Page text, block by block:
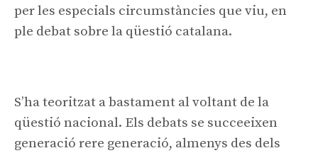
per les especials circumstàncies que viu, en
ple debat sobre la qüestió catalana.
S’ha teoritzat a bastament al voltant de la
qüestió nacional. Els debats se succeeixen
generació rere generació, almenys des dels